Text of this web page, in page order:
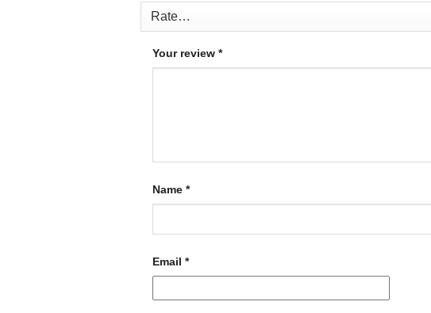
Your review *
Name *
Email *